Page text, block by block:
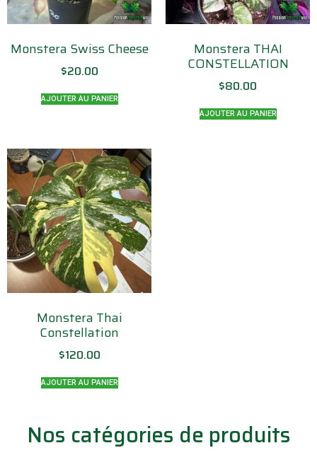
Monstera Swiss Cheese
$20.00
AJOUTER AU PANIER
Monstera THAI
CONSTELLATION
$80.00
AJOUTER AU PANIER
Monstera Thai
Constellation
$120.00
AJOUTER AU PANIER
Nos catégories de produits